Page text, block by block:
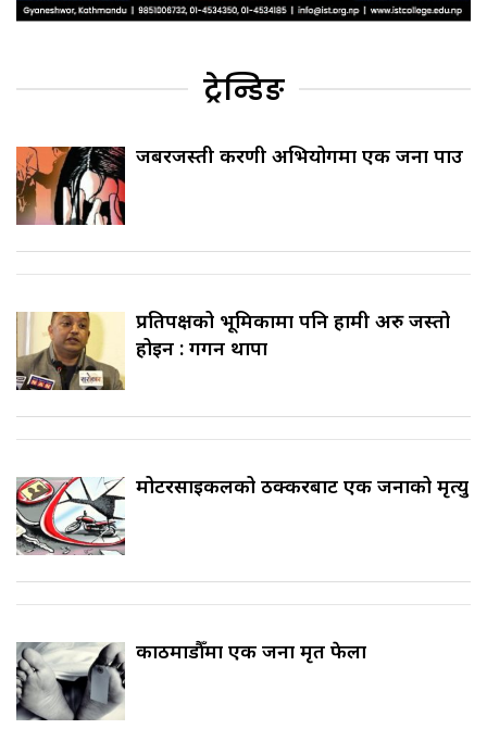
ट्रेन्डिङ
जबरजस्ती करणी अभियोगमा एक जना पक्राउ
प्रतिपक्षको भूमिकामा पनि हामी अरु जस्तो
होइन : गगन थापा
मोटरसाइकलको ठक्करबाट एक जनाको मृत्यु
काठमाडौँमा एक जना मृत फेला